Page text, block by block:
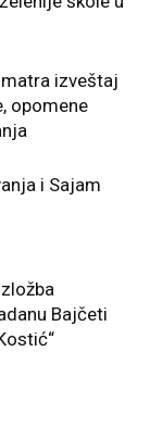
izveštaj
opomene
i Sajam
Bajčeti